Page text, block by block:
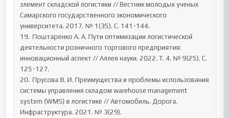
элемент складской логистики // Вестник молодых ученых
Самарского государственного экономического
университета. 2017. № 1(35). С. 141-144.
19.	Поштаренко А. А. Пути оптимизации логистической
деятельности розничного торгового предприятия:
инновационный аспект // Аллея науки. 2022. Т. 4. № 9(25). С.
125-127.
20.	Прусова В. И. Преимущества и проблемы использования
системы управления складом warehouse management
system (WMS) в логистике // Автомобиль. Дорога.
Инфраструктура. 2021. № 3(29).